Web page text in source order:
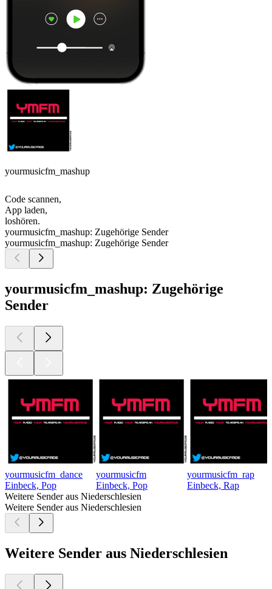
yourmusicfm_mashup
Code scannen,
App laden,
loshören.
yourmusicfm_mashup: Zugehörige Sender
yourmusicfm_mashup: Zugehörige Sender
yourmusicfm_mashup: Zugehörige
Sender
yourmusicfm_dance
Einbeck, Pop
yourmusicfm
Einbeck, Pop
yourmusicfm_rap
Einbeck, Rap
Weitere Sender aus Niederschlesien
Weitere Sender aus Niederschlesien
Weitere Sender aus Niederschlesien